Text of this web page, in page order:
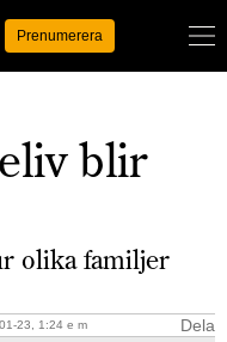
Prenumerera
blir
olika familjer
23, 1:24 e m Dela